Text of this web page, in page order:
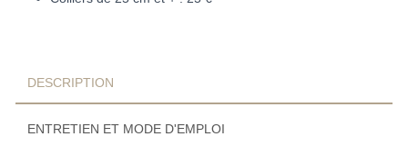
DESCRIPTION
ENTRETIEN ET MODE D'EMPLOI